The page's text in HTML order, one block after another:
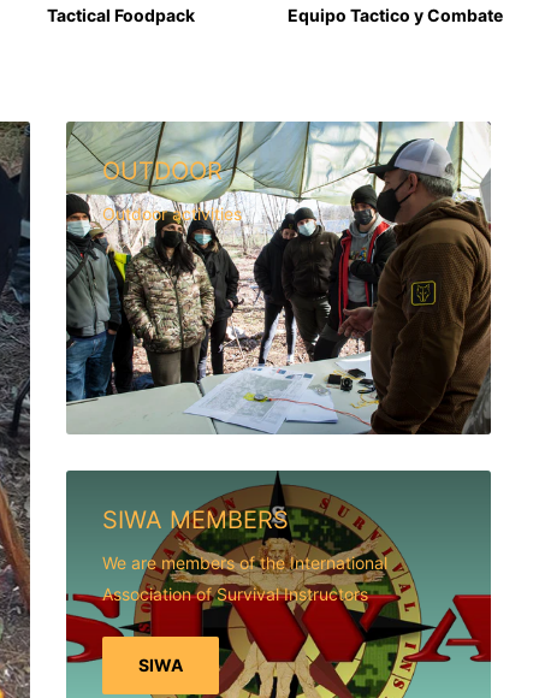
Tactical Foodpack Equipo Tactico y Combate
OUTDOOR
Outdoor activities
SIWA MEMBERS
We are members of the International
Association of Survival Instructors
SIWA